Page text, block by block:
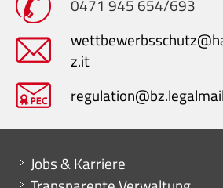
0471 945 654/693
z.it
Mini menu di servizio
Jobs & Karriere